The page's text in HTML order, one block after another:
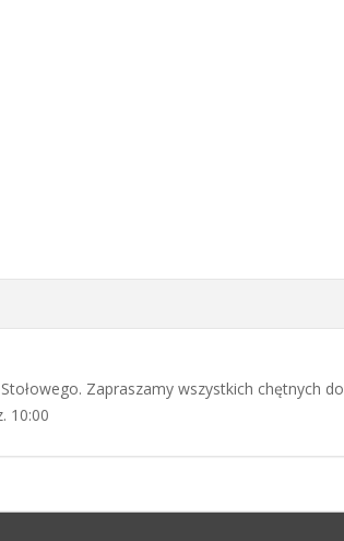
Zapraszamy wszystkich chętnych do
10:00